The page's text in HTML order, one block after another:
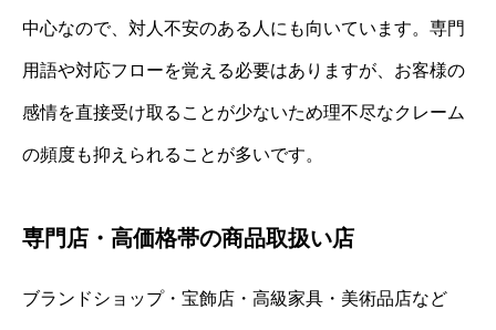
中心なので、対人不安のある人にも向いています。専門
用語や対応フローを覚える必要はありますが、お客様の
感情を直接受け取ることが少ないため理不尽なクレーム
の頻度も抑えられることが多いです。
専門店・高価格帯の商品取扱い店
ブランドショップ・宝飾店・高級家具・美術品店など